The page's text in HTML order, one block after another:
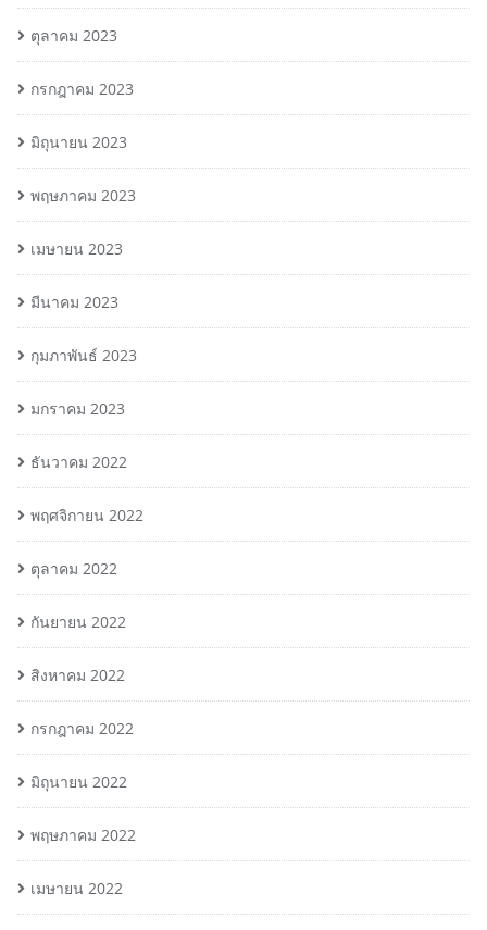
ตุลาคม 2023
กรกฎาคม 2023
มิถุนายน 2023
พฤษภาคม 2023
เมษายน 2023
มีนาคม 2023
กุมภาพันธ์ 2023
มกราคม 2023
ธันวาคม 2022
พฤศจิกายน 2022
ตุลาคม 2022
กันยายน 2022
สิงหาคม 2022
กรกฎาคม 2022
มิถุนายน 2022
พฤษภาคม 2022
เมษายน 2022